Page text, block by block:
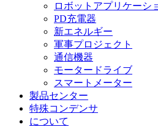
ロボットアプリケーシ
PD充電器
新エネルギー
軍事プロジェクト
通信機器
モータードライブ
スマートメーター
製品センター
特殊コンデンサ
について